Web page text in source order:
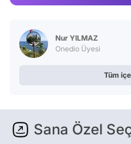
Nur YILMAZ
Onedio Üyesi
Tüm
Sana Özel